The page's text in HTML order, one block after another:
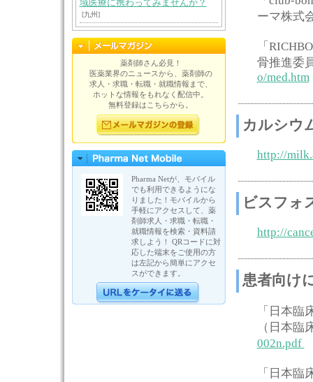
域医療に携わってみませんか？
[九州]
薬剤師さん必見！
医薬業界のニュースから、薬剤師の
求人・求職・転職・就職情報まで、
ホットな情報をもれなく配信中。
無料登録はこちらから。
Pharma Netが、モバイル
でも利用できるようにな
りました！モバイルから
手軽にアクセスして、薬
剤師求人・求職・転職・
就職情報を検索・資料請
求しよう！ QRコードに対
応した端末をご使用の方
は左記から簡単にアクセ
スができます。
ーマ株式
「
骨推進委
o/med.htm
カルシウ
http://
ビスフォ
http://
患者向け
「日本
（日本臨
002n.pdf
「日本